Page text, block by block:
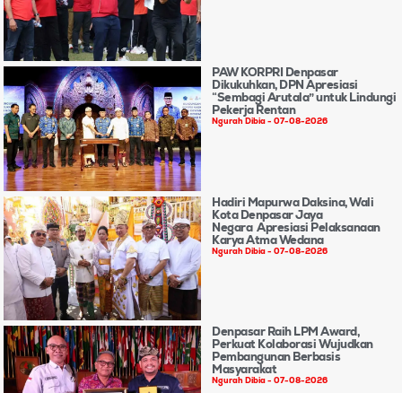
PAW KORPRI Denpasar
Dikukuhkan, DPN Apresiasi
“Sembagi Arutala” untuk Lindungi
Pekerja Rentan
Ngurah Dibia 07-08-2026
Hadiri Mapurwa Daksina, Wali
Kota Denpasar Jaya
Negara Apresiasi Pelaksanaan
Karya Atma Wedana
Ngurah Dibia 07-08-2026
Denpasar Raih LPM Award,
Perkuat Kolaborasi Wujudkan
Pembangunan Berbasis
Masyarakat
Ngurah Dibia 07-08-2026